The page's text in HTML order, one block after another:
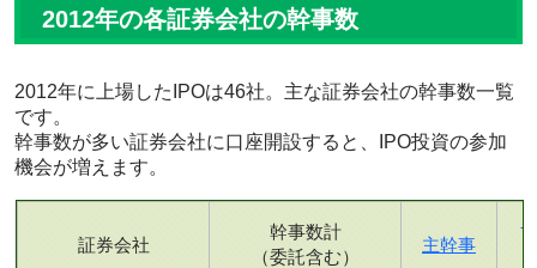
2012年の各証券会社の幹事数
2012年に上場したIPOは46社。主な証券会社の幹事数一覧
です。
幹事数が多い証券会社に口座開設すると、IPO投資の参加
機会が増えます。
証券会社
幹事数計
（委託含む）
主幹事